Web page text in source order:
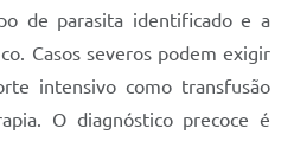
de parasita identificado e a
Casos severos podem exigir
intensivo como transfusão
O diagnóstico precoce é